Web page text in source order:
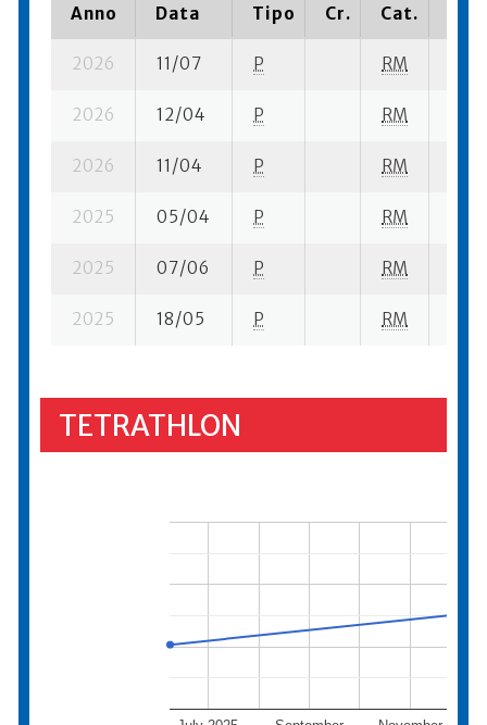
Anno Data Tipo Cr. Cat.
2026 11/07 P RM
2026 12/04 P RM
2026 11/04 P RM
2025 05/04 P RM
2025 07/06 P RM
2025 18/05 P RM
TETRATHLON